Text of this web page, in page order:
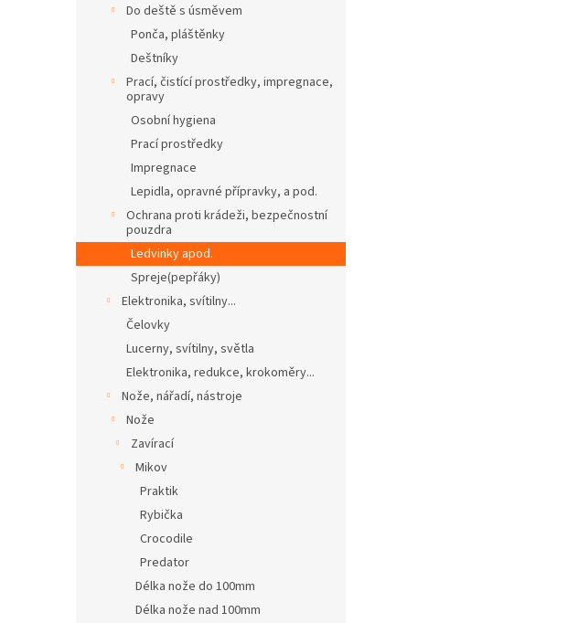
Do deště s úsměvem
Ponča, pláštěnky
Deštníky
Prací, čistící prostředky, impregnace,
opravy
Osobní hygiena
Prací prostředky
Impregnace
Lepidla, opravné přípravky, a pod.
Ochrana proti krádeži, bezpečnostní
pouzdra
Ledvinky apod.
Spreje(pepřáky)
Elektronika, svítilny...
Čelovky
Lucerny, svítilny, světla
Elektronika, redukce, krokoměry...
Nože, nářadí, nástroje
Nože
Zavírací
Mikov
Praktik
Rybička
Crocodile
Predator
Délka nože do 100mm
Délka nože nad 100mm